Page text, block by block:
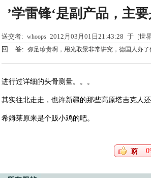
’学雷锋‘是副产品，主
送交者: whoops 2012月03月01日21:43:28 于 [世
回 答: 弥足珍贵啊，用光取景非常讲究，德国人办了
进行过详细的头骨测量。。。
其实往北走走，也许新疆的那些高原塔吉克人还
希姆莱原来是个贩小鸡的吧。